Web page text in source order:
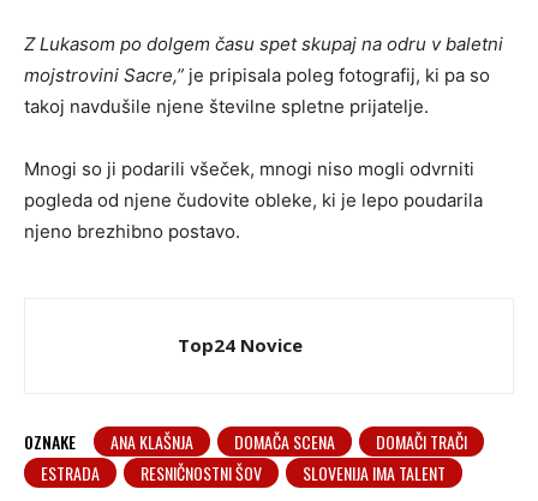
Z Lukasom po dolgem času spet skupaj na odru v baletni
mojstrovini Sacre,” je pripisala poleg fotografij, ki pa so
takoj navdušile njene številne spletne prijatelje.
Mnogi so ji podarili všeček, mnogi niso mogli odvrniti
pogleda od njene čudovite obleke, ki je lepo poudarila
njeno brezhibno postavo.
Top24 Novice
OZNAKE ANA KLAŠNJA DOMAČA SCENA
DOMAČI TRAČI
ESTRADA
RESNIČNOSTNI ŠOV SLOVENIJA IMA TALENT